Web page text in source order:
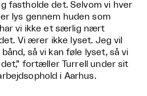
fastholde det. Selvom vi hver
lys gennem huden som
har vi ikke et særlig nært
Vi ærer ikke lyset. Jeg vil
så vi kan føle lyset, så vi
det,” fortæller Turrell under sit
i Aarhus.